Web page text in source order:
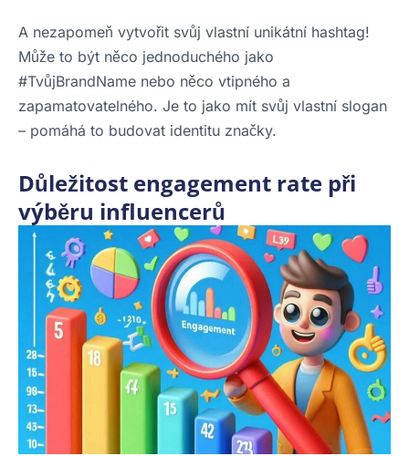
A nezapomeň vytvořit svůj vlastní unikátní hashtag!
Může to být něco jednoduchého jako
#TvůjBrandName nebo něco vtipného a
zapamatovatelného. Je to jako mít svůj vlastní slogan
– pomáhá to budovat identitu značky.
Důležitost engagement rate při
výběru influencerů